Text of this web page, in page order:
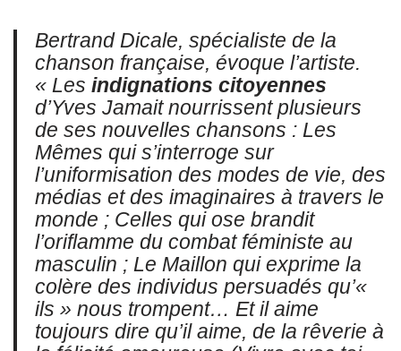
Bertrand Dicale, spécialiste de la
chanson française, évoque l’artiste.
« Les indignations citoyennes
d’Yves Jamait nourrissent plusieurs
de ses nouvelles chansons : Les
Mêmes qui s’interroge sur
l’uniformisation des modes de vie, des
médias et des imaginaires à travers le
monde ; Celles qui ose brandit
l’oriflamme du combat féministe au
masculin ; Le Maillon qui exprime la
colère des individus persuadés qu’«
ils » nous trompent… Et il aime
toujours dire qu’il aime, de la rêverie à